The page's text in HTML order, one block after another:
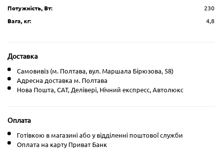
Потужність, Вт:
230
Вага, кг:
4,8
Доставка
Самовивіз (м. Полтава, вул. Маршала Бірюзова, 58)
Адресна доставка м. Полтава
Нова Пошта, CAT, Делівері, Нічний експресс, Автолюкс
Оплата
Готівкою в магазині або у відділенні поштової служби
Оплата на карту Приват Банк